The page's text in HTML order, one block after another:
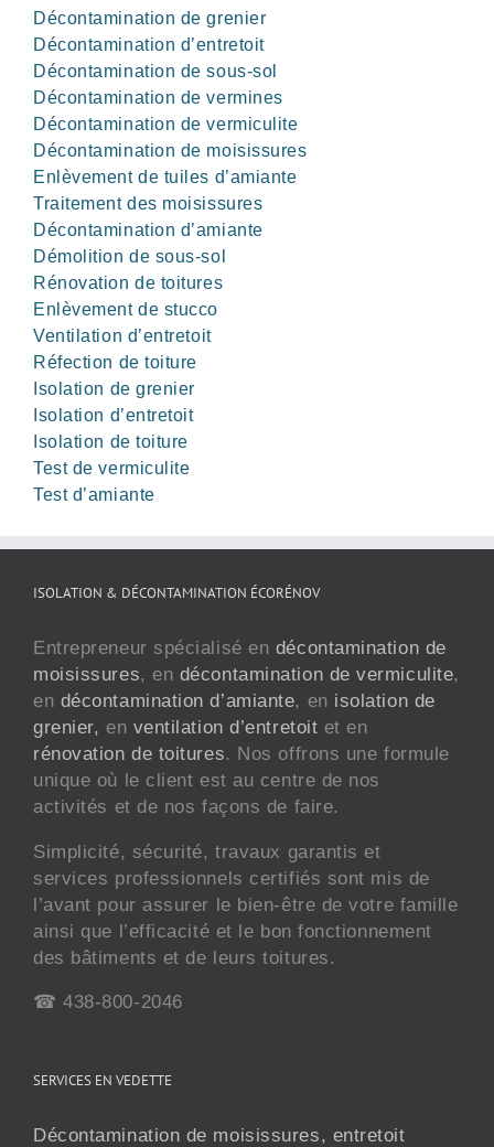
Décontamination de grenier
Décontamination d’entretoit
Décontamination de sous-sol
Décontamination de vermines
Décontamination de vermiculite
Décontamination de moisissures
Enlèvement de tuiles d’amiante
Traitement des moisissures
Décontamination d’amiante
Démolition de sous-sol
Rénovation de toitures
Enlèvement de stucco
Ventilation d’entretoit
Réfection de toiture
Isolation de grenier
Isolation d’entretoit
Isolation de toiture
Test de vermiculite
Test d’amiante
ISOLATION & DÉCONTAMINATION ÉCORÉNOV
Entrepreneur spécialisé en décontamination de
moisissures, en décontamination de vermiculite,
en décontamination d’amiante, en isolation de
grenier, en ventilation d’entretoit et en
rénovation de toitures. Nos offrons une formule
unique où le client est au centre de nos
activités et de nos façons de faire.
Simplicité, sécurité, travaux garantis et
services professionnels certifiés sont mis de
l’avant pour assurer le bien-être de votre famille
ainsi que l’efficacité et le bon fonctionnement
des bâtiments et de leurs toitures.
☎ 438-800-2046
SERVICES EN VEDETTE
Décontamination de moisissures, entretoit